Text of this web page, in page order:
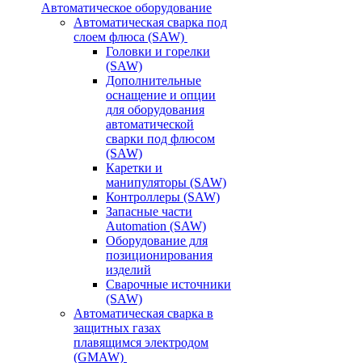
Автоматическое оборудование
Автоматическая сварка под
слоем флюса (SAW)
Головки и горелки
(SAW)
Дополнительные
оснащение и опции
для оборудования
автоматической
сварки под флюсом
(SAW)
Каретки и
манипуляторы (SAW)
Контроллеры (SAW)
Запасные части
Automation (SAW)
Оборудование для
позиционирования
изделий
Сварочные источники
(SAW)
Автоматическая сварка в
защитных газах
плавящимся электродом
(GMAW)